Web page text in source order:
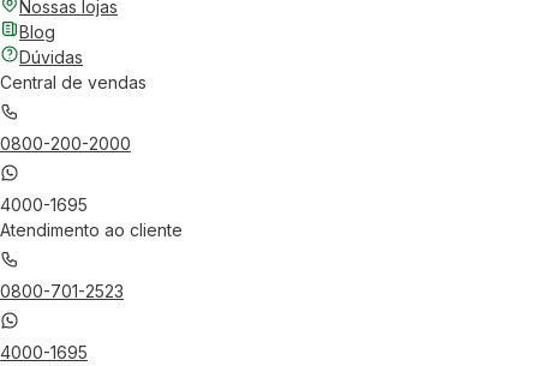
Nossas lojas
Blog
Dúvidas
Central de vendas
0800-200-2000
4000-1695
Atendimento ao cliente
0800-701-2523
4000-1695